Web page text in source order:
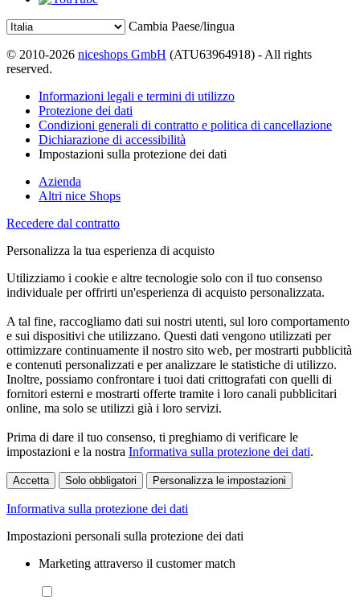
Cambia Paese/lingua
© 2010-2026 niceshops GmbH (ATU63964918) - All rights
reserved.
Informazioni legali e termini di utilizzo
Protezione dei dati
Condizioni generali di contratto e politica di cancellazione
Dichiarazione di accessibilità
Impostazioni sulla protezione dei dati
Azienda
Altri nice Shops
Recedere dal contratto
Personalizza la tua esperienza di acquisto
Utilizziamo i cookie e altre tecnologie solo con il tuo consenso
individuale per offrirti un'esperienza di acquisto personalizzata.
A tal fine, raccogliamo dati sui nostri utenti, sul loro comportamento
e sui dispositivi che utilizzano. Questi dati vengono utilizzati per
ottimizzare continuamente il nostro sito web, per mostrarti pubblicità
e contenuti personalizzati e per analizzare le statistiche di utilizzo.
Inoltre, possiamo confrontare i tuoi dati crittografati con quelli di
fornitori esterni e mostrarti offerte tramite i loro canali pubblicitari
online, ma solo se utilizzi già i loro servizi.
Prima di dare il tuo consenso, ti preghiamo di verificare le
impostazioni e la nostra Informativa sulla protezione dei dati.
Accetta Solo obbligatori Personalizza le impostazioni
Informativa sulla protezione dei dati
Impostazioni personali sulla protezione dei dati
Marketing attraverso il customer match